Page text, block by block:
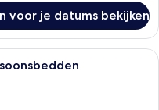
voor je datums bekijken
hotelkamer met twee bedden,